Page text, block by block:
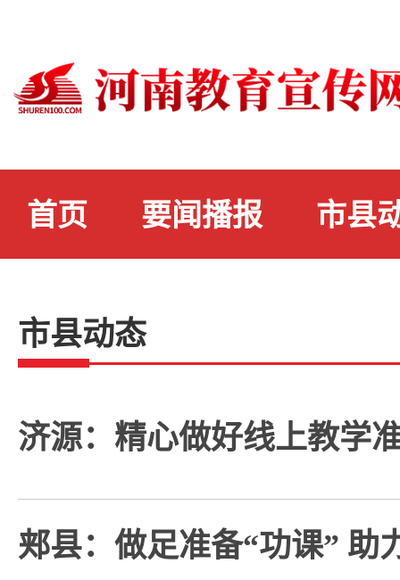
首页 要闻播报 市县
市县动态
济源：精心做好线上教学
郏县：做足准备“功课” 助